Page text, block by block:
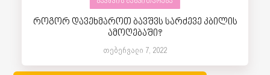
როგორ დავეხმაროთ ბავშვს სარძევე კბილის
ამოღებაში?
თებერვალი 7, 2022